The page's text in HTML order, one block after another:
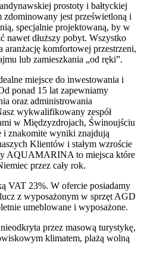
prostoty i bałtyckiej
jest prześwietloną i
specjalnie projektowaną, by w
nawet dłuższy pobyt. Wszystko
aranżację komfortowej przestrzeni,
lub zamieszkania „od ręki”.
miejsce do inwestowania i
ponad 15 lat zapewniamy
oraz administrowania
wykwalifikowany zespół
w Międzyzdrojach, Świnoujściu
i znakomite wyniki znajdują
Klientów i stałym wzroście
AQUAMARINA to miejsca które
przez cały rok.
VAT 23%. W ofercie posiadamy
z wyposażonym w sprzęt AGD
umeblowane i wyposażone.
przez masową turystykę,
klimatem, plażą wolną